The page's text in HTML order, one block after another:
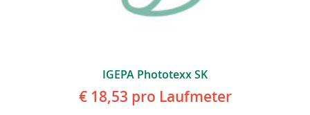
IGEPA Phototexx SK
€ 18,53 pro Laufmeter